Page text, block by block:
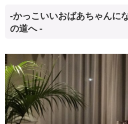
-かっこいいおばあちゃんに
の道へ -